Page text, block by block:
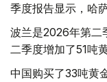
季度报告显示，哈
波兰是2026年第二
二季度增加了51吨
中国购买了33吨黄